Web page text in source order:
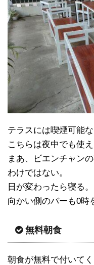
テラスには喫煙可能
こちらは夜中でも使
まあ、ビエンチャン
わけではない。
日が変わったら寝る。
向かい側のバーも0時
無料朝食
朝食が無料で付いてく